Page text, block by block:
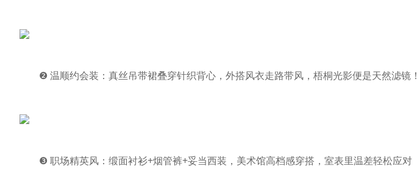
❷ 温顺约会装：真丝吊带裙叠穿针织背心，外搭风衣走路带风，梧桐光影便是天然滤镜！
❸ 职场精英风：缎面衬衫+烟管裤+妥当西装，美术馆高档感穿搭，室表里温差轻松应对